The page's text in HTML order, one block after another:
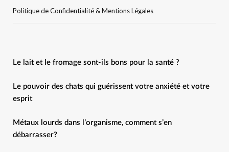
Politique de Confidentialité & Mentions Légales
Le lait et le fromage sont-ils bons pour la santé ?
Le pouvoir des chats qui guérissent votre anxiété et votre
esprit
Métaux lourds dans l’organisme, comment s’en
débarrasser?